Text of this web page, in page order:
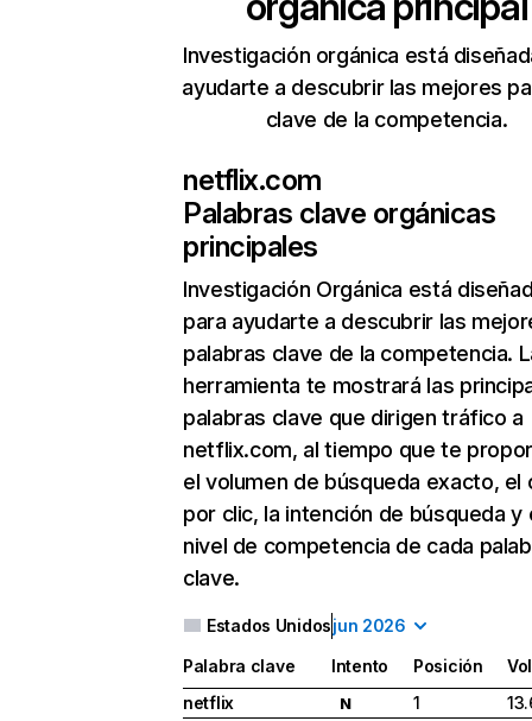
Investigación orgánica está
ayudarte a descubrir las mejores
clave de la competencia.
netflix.com
Palabras clave orgánicas
principales
Investigación Orgánica está
para ayudarte a descubrir las
palabras clave de la competencia.
herramienta te mostrará las
palabras clave que dirigen tráfico a
netflix.com, al tiempo que te
el volumen de búsqueda exacto, el
por clic, la intención de búsqueda y
nivel de competencia de cada
clave.
Estados Unidosjun 2026
Palabra clave Intento Posición
netflix
N 1